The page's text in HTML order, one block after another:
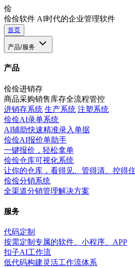
俭
俭俭软件 AI时代的企业管理软件
首页
产品/服务
产品
俭俭进销存
商品采购销售库存全流程管控
进销存系统 生产系统 注塑系统
俭俭AI录单系统
AI辅助快速精准录入单据
俭俭AI报价单助手
一键报价，轻松拿单
俭俭仓库可视化系统
让你的仓库，看得见、管得清、控得住
俭俭分销系统
全渠道分销管理解决方案
服务
代码定制
按需定制专属的软件、小程序、APP
扣子AI工作流
低代码构建灵活工作流体系